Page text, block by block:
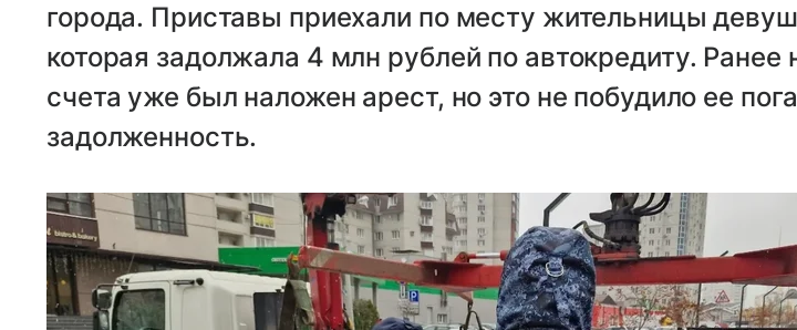
города. Приставы приехали по месту жительницы
которая задолжала 4 млн рублей по автокредиту. Ранее
счета уже был наложен арест, но это не побудило ее
задолженность.